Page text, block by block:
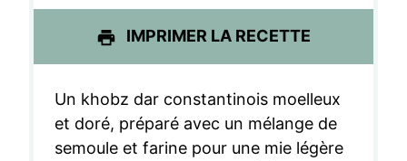
IMPRIMER LA RECETTE
Un khobz dar constantinois moelleux
et doré, préparé avec un mélange de
semoule et farine pour une mie légère